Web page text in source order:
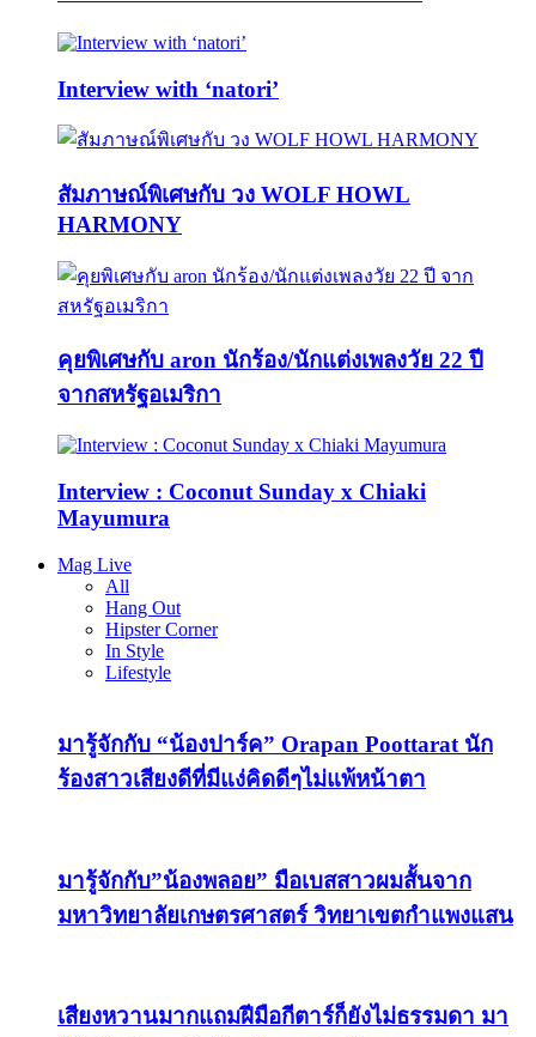
Interview with ‘natori’
สัมภาษณ์พิเศษกับ วง WOLF HOWL
HARMONY
คุยพิเศษกับ aron นักร้อง/นักแต่งเพลงวัย 22 ปี
จากสหรัฐอเมริกา
Interview : Coconut Sunday x Chiaki
Mayumura
Mag Live
All
Hang Out
Hipster Corner
In Style
Lifestyle
มารู้จักกับ “น้องปาร์ค” Orapan Poottarat นัก
ร้องสาวเสียงดีที่มีแง่คิดดีๆไม่แพ้หน้าตา
มารู้จักกับ”น้องพลอย” มือเบสสาวผมสั้นจาก
มหาวิทยาลัยเกษตรศาสตร์ วิทยาเขตกำแพงแสน
เสียงหวานมากแถมฝีมือกีตาร์ก็ยังไม่ธรรมดา มา